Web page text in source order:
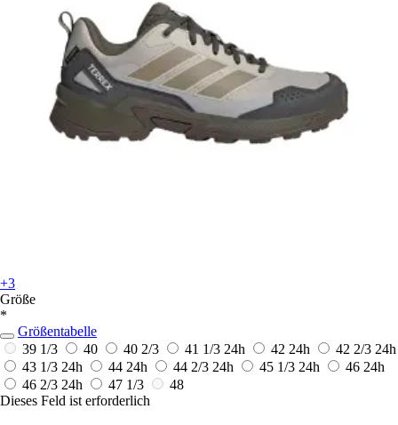
+3
Größe
*
Größentabelle
39 1/3
40 40 2/3 41 1/3 24h 42 24h 42 2/3 24h
43 1/3 24h 44 24h 44 2/3 24h 45 1/3 24h 46 24h
46 2/3 24h 47 1/3
48
Dieses Feld ist erforderlich